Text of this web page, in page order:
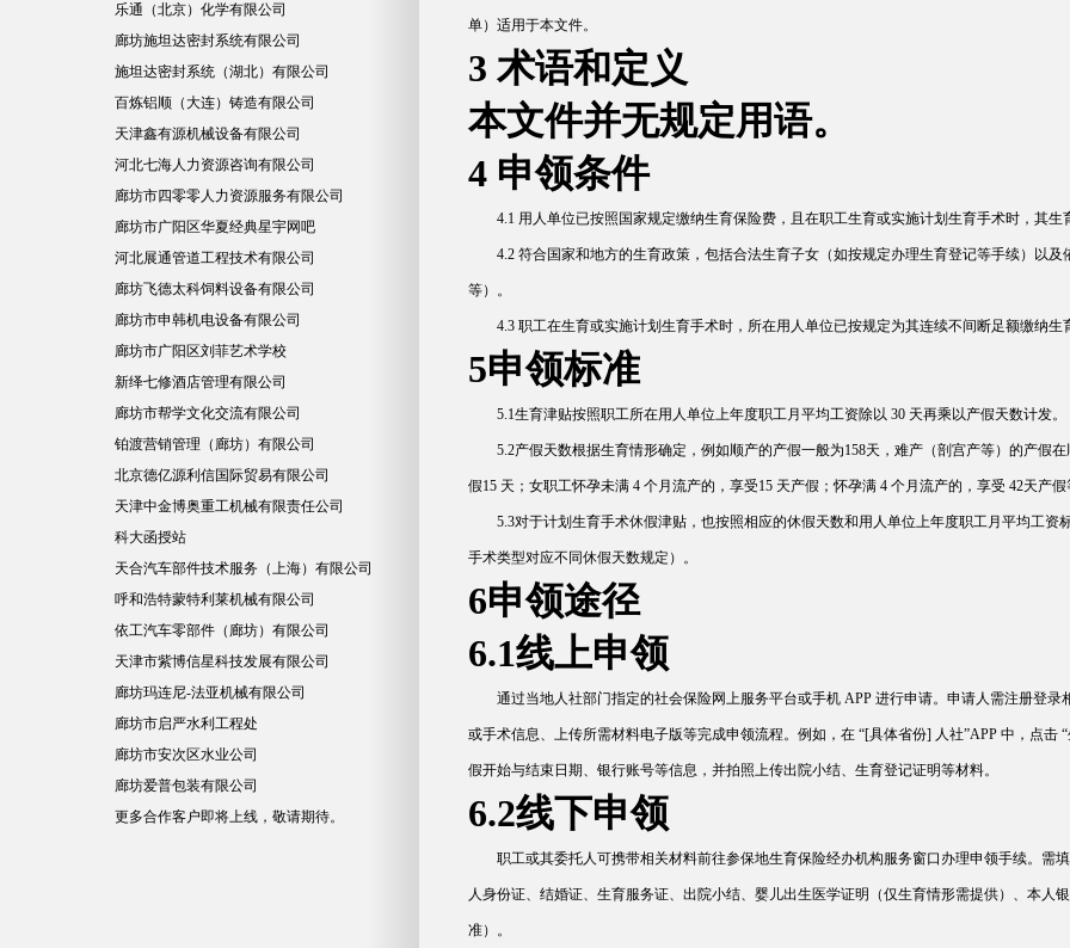
单）适用于本文件。
3 术语和定义
本文件并无规定用语。
4 申领条件
4.1 用人单位已按照国家规定缴纳生育保险费，且在职工生育或实施计划生育手术时，其生
4.2 符合国家和地方的生育政策，包括合法生育子女（如按规定办理生育登记等手续）以
等）。
4.3 职工在生育或实施计划生育手术时，所在用人单位已按规定为其连续不间断足额缴纳
5申领标准
5.1生育津贴按照职工所在用人单位上年度职工月平均工资除以 30 天再乘以产假天数计发。
5.2产假天数根据生育情形确定，例如顺产的产假一般为158天，难产（剖宫产等）的产假
假15 天；女职工怀孕未满 4 个月流产的，享受15 天产假；怀孕满 4 个月流产的，享受 42天产
5.3对于计划生育手术休假津贴，也按照相应的休假天数和用人单位上年度职工月平均工资
手术类型对应不同休假天数规定）。
6申领途径
6.1线上申领
通过当地人社部门指定的社会保险网上服务平台或手机 APP 进行申请。申请人需注册登
或手术信息、上传所需材料电子版等完成申领流程。例如，在 “[具体省份] 人社”APP 中，点
假开始与结束日期、银行账号等信息，并拍照上传出院小结、生育登记证明等材料。
6.2线下申领
职工或其委托人可携带相关材料前往参保地生育保险经办机构服务窗口办理申领手续。需
人身份证、结婚证、生育服务证、出院小结、婴儿出生医学证明（仅生育情形需提供）、本人
准）。
乐通（北京）化学有限公司
廊坊施坦达密封系统有限公司
施坦达密封系统（湖北）有限公司
百炼铝顺（大连）铸造有限公司
天津鑫有源机械设备有限公司
河北七海人力资源咨询有限公司
廊坊市四零零人力资源服务有限公司
廊坊市广阳区华夏经典星宇网吧
河北展通管道工程技术有限公司
廊坊飞德太科饲料设备有限公司
廊坊市申韩机电设备有限公司
廊坊市广阳区刘菲艺术学校
新绎七修酒店管理有限公司
廊坊市帮学文化交流有限公司
铂渡营销管理（廊坊）有限公司
北京德亿源利信国际贸易有限公司
天津中金博奥重工机械有限责任公司
科大函授站
天合汽车部件技术服务（上海）有限公司
呼和浩特蒙特利莱机械有限公司
依工汽车零部件（廊坊）有限公司
天津市紫博信星科技发展有限公司
廊坊玛连尼-法亚机械有限公司
廊坊市启严水利工程处
廊坊市安次区水业公司
廊坊爱普包装有限公司
更多合作客户即将上线，敬请期待。